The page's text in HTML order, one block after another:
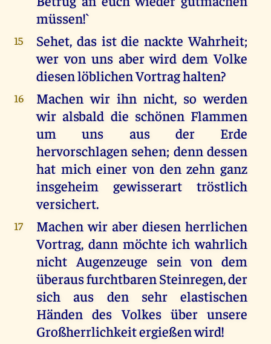
müssen!`
15
Sehet, das ist die nackte Wahrheit;
wer von uns aber wird dem Volke
diesen löblichen Vortrag halten?
16
Machen wir ihn nicht, so werden
wir alsbald die schönen Flammen
um uns aus der Erde
hervorschlagen sehen; denn dessen
hat mich einer von den zehn ganz
insgeheim gewisserart tröstlich
versichert.
17
Machen wir aber diesen herrlichen
Vortrag, dann möchte ich wahrlich
nicht Augenzeuge sein von dem
überaus furchtbaren Steinregen, der
sich aus den sehr elastischen
Händen des Volkes über unsere
Großherrlichkeit ergießen wird!